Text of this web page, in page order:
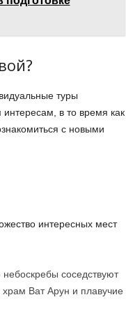
туры
в то время как
с новыми
интересных мест
соседствуют
Ват Арун и плавучие